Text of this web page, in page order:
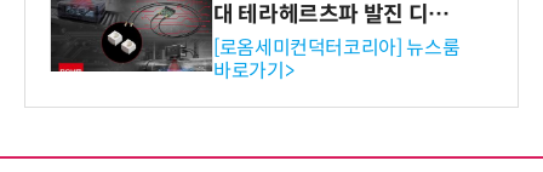
대 테라헤르츠파 발진 디바이
스 개발
[로옴세미컨덕터코리아] 뉴스룸
바로가기>